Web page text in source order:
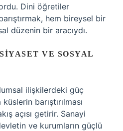
Dini öğretiler
hem bireysel bir
düzenin bir aracıydı.
VE SOSYAL
ilişkilerdeki güç
barıştırılması
açısı getirir. Sanayi
ve kurumların güçlü